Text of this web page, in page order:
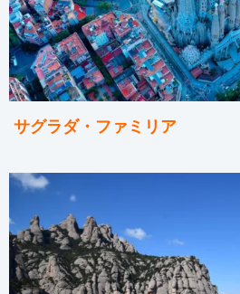
サグラダ・ファミリア